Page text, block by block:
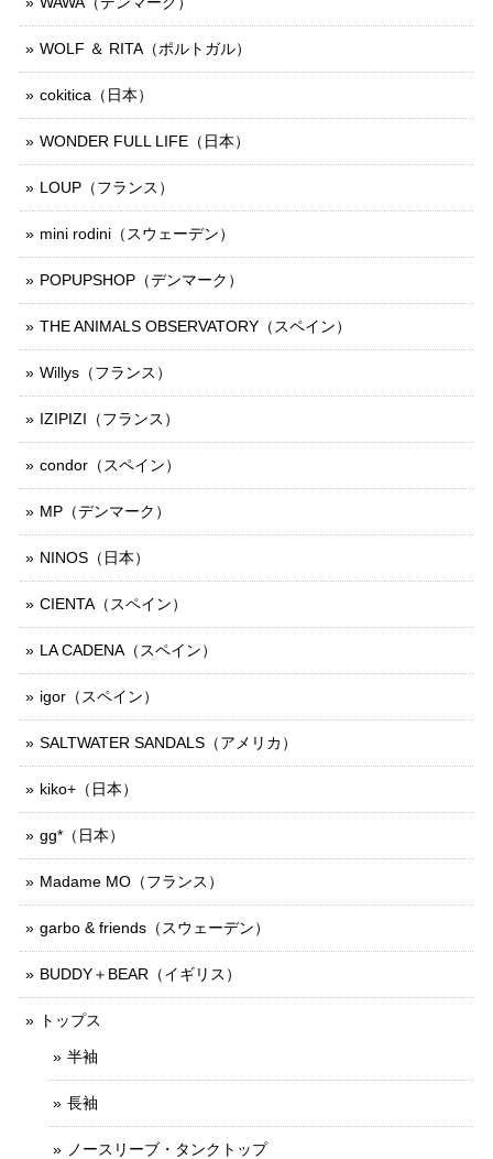
WOLF ＆ RITA（ポルトガル）
cokitica（日本）
WONDER FULL LIFE（日本）
LOUP（フランス）
mini rodini（スウェーデン）
POPUPSHOP（デンマーク）
THE ANIMALS OBSERVATORY（スペイン）
Willys（フランス）
IZIPIZI（フランス）
condor（スペイン）
MP（デンマーク）
NINOS（日本）
CIENTA（スペイン）
LA CADENA（スペイン）
igor（スペイン）
SALTWATER SANDALS（アメリカ）
kiko+（日本）
gg*（日本）
Madame MO（フランス）
garbo & friends（スウェーデン）
BUDDY＋BEAR（イギリス）
トップス
半袖
長袖
ノースリーブ・タンクトップ